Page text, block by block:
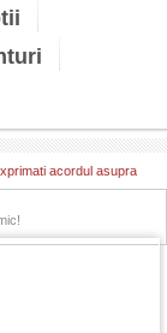
acordul asupra